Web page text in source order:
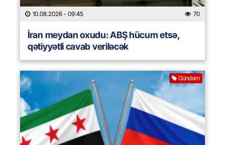
10.08.2026 - 09:45 70
İran meydan oxudu: ABŞ hücum etsə,
qətiyyətli cavab veriləcək
Gündəm